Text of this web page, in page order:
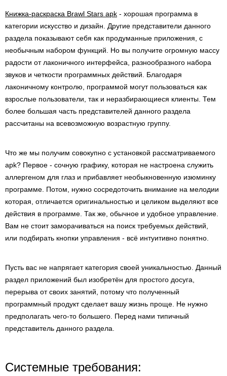
Книжка-раскраска Brawl Stars apk - хорошая программа в
категории искусство и дизайн. Другие представители данного
раздела показывают себя как продуманные приложения, с
необычным набором функций. Но вы получите огромную массу
радости от лаконичного интерфейса, разнообразного набора
звуков и четкости программных действий. Благодаря
лаконичному контролю, программой могут пользоваться как
взрослые пользователи, так и неразбирающиеся клиенты. Тем
более большая часть представителей данного раздела
рассчитаны на всевозможную возрастную группу.
Что же мы получим совокупно с установкой рассматриваемого
apk? Первое - сочную графику, которая не настроена служить
аллергеном для глаз и прибавляет необыкновенную изюминку
программе. Потом, нужно сосредоточить внимание на мелодии
которая, отличается оригинальностью и целиком выделяют все
действия в программе. Так же, обычное и удобное управление.
Вам не стоит заморачиваться на поиск требуемых действий,
или подбирать кнопки управления - всё интуитивно понятно.
Пусть вас не напрягает категория своей уникальностью. Данный
раздел приложений был изобретён для простого досуга,
перерыва от своих занятий, потому что полученный
программный продукт сделает вашу жизнь проще. Не нужно
предполагать чего-то большего. Перед нами типичный
представитель данного раздела.
Системные требования: